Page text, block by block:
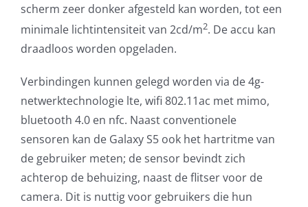
scherm zeer donker afgesteld kan worden, tot een
minimale lichtintensiteit van 2cd/m2. De accu kan
draadloos worden opgeladen.
Verbindingen kunnen gelegd worden via de 4g-
netwerktechnologie lte, wifi 802.11ac met mimo,
bluetooth 4.0 en nfc. Naast conventionele
sensoren kan de Galaxy S5 ook het hartritme van
de gebruiker meten; de sensor bevindt zich
achterop de behuizing, naast de flitser voor de
camera. Dit is nuttig voor gebruikers die hun